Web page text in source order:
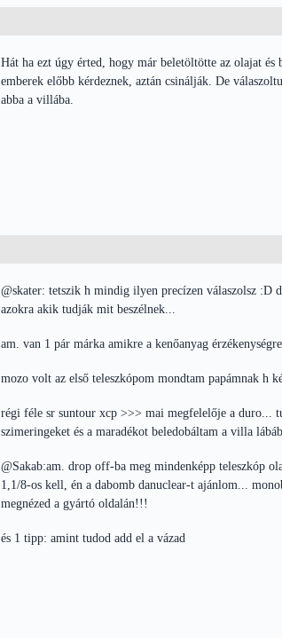
Hát ha ezt úgy érted, hogy már beletöltötte az olajat
emberek előbb kérdeznek, aztán csinálják. De
abba a villába.
@skater: tetszik h mindig ilyen precízen válaszolsz :D
azokra akik tudják mit beszélnek...
am. van 1 pár márka amikre a kenőanyag
mozo volt az első teleszkópom mondtam papámnak
régi féle sr suntour xcp >>> mai megfelelője a duro...
szimeringeket és a maradékot beledobáltam a villa
@Sakab:am. drop off-ba meg mindenképp teleszkóp
1,1/8-os kell, én a dabomb danuclear-t ajánlom...
megnézed a gyártó oldalán!!!
és 1 tipp: amint tudod add el a vázad